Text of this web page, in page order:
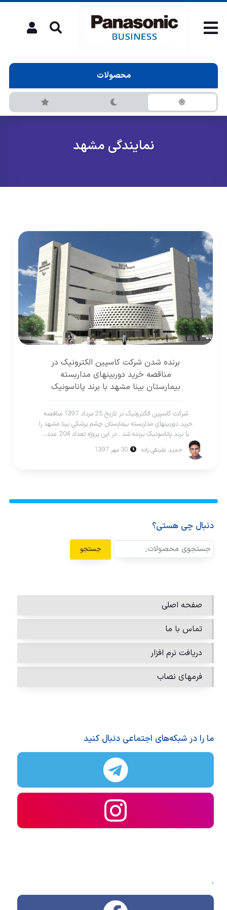
محصولات
نمایندگی مشهد
برنده شدن شرکت کاسپین الکترونیک در
مناقصه خرید دوربینهای مداربسته
بیمارستان بینا مشهد با برند پاناسونیک
شرکت کاسپین الکترونیک در تاریخ 25 مرداد 1397 مناقصه
خرید دوربینهای مداربسته بیمارستان چشم پزشکی بینا مشهد را
با برند پاناسونیک برنده شد . در اين پروژه تعداد 204 عدد...
حميد علينقی زاده 30 مهر 1397
دنبال چی هستی؟
جستجو
صفحه اصلی
تماس با ما
دریافت نرم افزار
فرمهای نصاب
ما را در شبکه‌های اجتماعی دنبال کنید
.